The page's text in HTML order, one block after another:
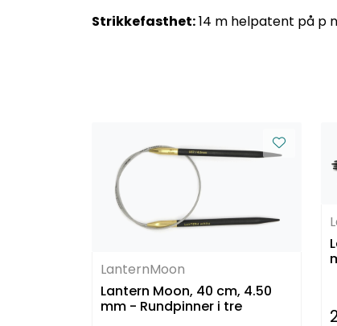
Strikkefasthet:14 m helpatent på p
LanternMoon
Lantern Moon, 40 cm, 4.50
mm - Rundpinner i tre